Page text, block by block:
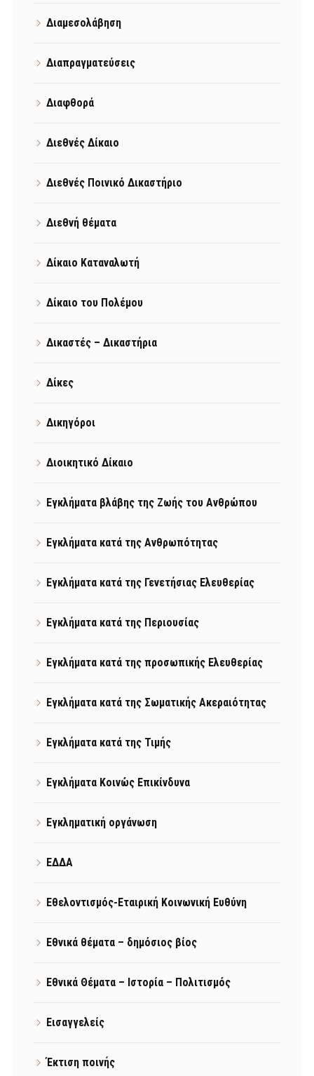
Διαμεσολάβηση
Διαπραγματεύσεις
Διαφθορά
Διεθνές Δίκαιο
Διεθνές Ποινικό Δικαστήριο
Διεθνή θέματα
Δίκαιο Καταναλωτή
Δίκαιο του Πολέμου
Δικαστές – Δικαστήρια
Δίκες
Δικηγόροι
Διοικητικό Δίκαιο
Εγκλήματα βλάβης της Ζωής του Ανθρώπου
Εγκλήματα κατά της Ανθρωπότητας
Εγκλήματα κατά της Γενετήσιας Ελευθερίας
Εγκλήματα κατά της Περιουσίας
Εγκλήματα κατά της προσωπικής Ελευθερίας
Εγκλήματα κατά της Σωματικής Ακεραιότητας
Εγκλήματα κατά της Τιμής
Εγκλήματα Κοινώς Επικίνδυνα
Εγκληματική οργάνωση
ΕΔΔΑ
Εθελοντισμός-Εταιρική Κοινωνική Ευθύνη
Εθνικά θέματα – δημόσιος βίος
Εθνικά Θέματα – Ιστορία – Πολιτισμός
Εισαγγελείς
Έκτιση ποινής